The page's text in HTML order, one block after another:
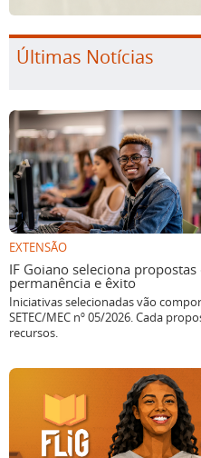
Últimas Notícias
EXTENSÃO
IF Goiano seleciona
permanência e êxito
Iniciativas selecionadas vão
SETEC/MEC nº 05/2026. Cada
recursos.